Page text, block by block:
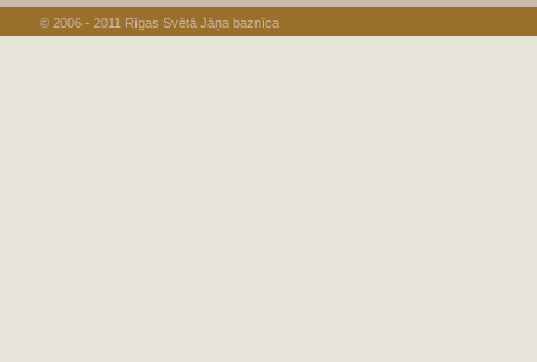
© 2006 - 2011 Rīgas Svētā Jāņa baznīca